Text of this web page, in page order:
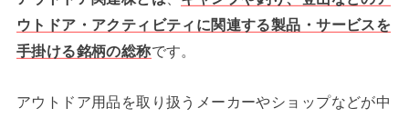
ウトドア・アクティビティに関連する製品・サービスを
手掛ける銘柄の総称です。
アウトドア用品を取り扱うメーカーやショップなどが中